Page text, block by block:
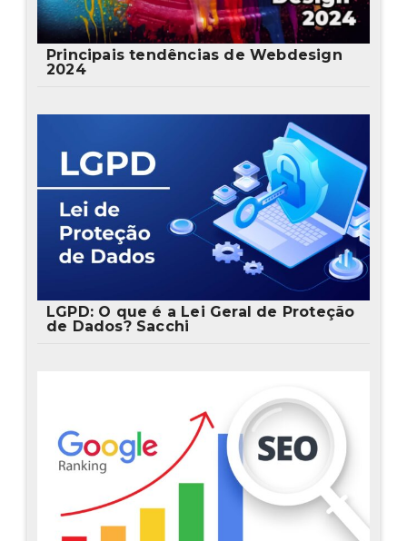
Principais tendências de Webdesign
2024
LGPD: O que é a Lei Geral de Proteção
de Dados? Sacchi